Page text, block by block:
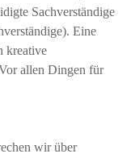
Sachverständige
Eine
kreative
allen Dingen für
wir über